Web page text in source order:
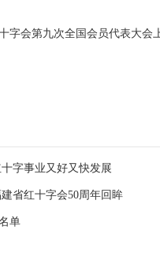
字会第九次全国会员代表大会
字事业又好又快发展
省红十字会50周年回眸
单